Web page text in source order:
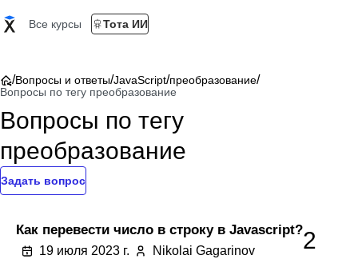
Все курсы Тота ИИ
/Вопросы и ответы/JavaScript/преобразование/
Вопросы по тегу преобразование
Вопросы по тегу
преобразование
Задать вопрос
Как перевести число в строку в Javascript?
19 июля 2023 г. Nikolai Gagarinov 2